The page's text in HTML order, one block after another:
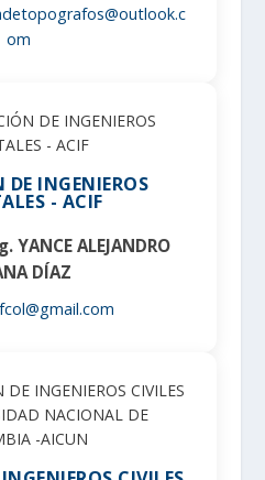
om
INGENIEROS
- ACIF
YANCE ALEJANDRO
DÍAZ